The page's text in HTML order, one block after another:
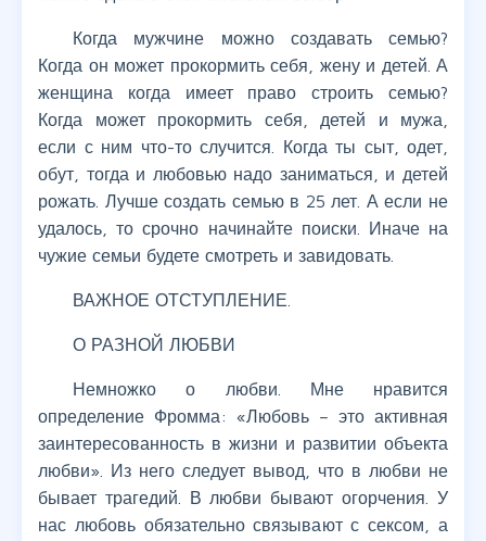
Когда мужчине можно создавать семью?
Когда он может прокормить себя, жену и детей. А
женщина когда имеет право строить семью?
Когда может прокормить себя, детей и мужа,
если с ним что-то случится. Когда ты сыт, одет,
обут, тогда и любовью надо заниматься, и детей
рожать. Лучше создать семью в 25 лет. А если не
удалось, то срочно начинайте поиски. Иначе на
чужие семьи будете смотреть и завидовать.
ВАЖНОЕ ОТСТУПЛЕНИЕ.
О РАЗНОЙ ЛЮБВИ
Немножко о любви. Мне нравится
определение Фромма: «Любовь – это активная
заинтересованность в жизни и развитии объекта
любви». Из него следует вывод, что в любви не
бывает трагедий. В любви бывают огорчения. У
нас любовь обязательно связывают с сексом, а